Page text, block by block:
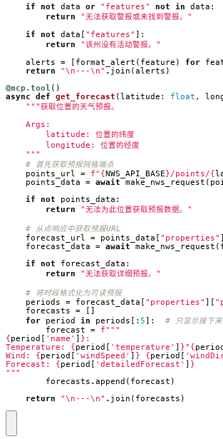
if
not data or "features" not in data :
return
"无法获取警报或未找到警报。"
if not data "features"
]:
return
"该州没有活动警报。"
alerts = format_alert ( feature ) for
return
"\n ---\n" . join ( alerts )
@mcp.tool ()
async
def get_forecast ( latitude : float ,
    """
# 首先获取预报网格端点
points_url
= f" { NWS_API_BASE }/points/{
points_data
= await make_nws_request (
if
not points_data :
return
"无法为此位置获取预报数据。"
# 从点响应中获取预报URL
forecast_url
= points_data "properties"
forecast_data
= await make_nws_request (
if
not forecast_data :
return
"无法获取详细预报。"
# 将时段格式化为可读预报
periods
= forecast_data "properties"
forecasts
=
for
period in periods [: 5 ]:
# 只显示接下
forecast
= f
{ period 'name' }
Temperature: { period 'temperature' }° { period
Wind: { period 'windSpeed' } { period
Forecast: { period 'detailedForecast'
}
"""
forecasts .append ( forecast )
return
"\n ---\n" . join ( forecasts )